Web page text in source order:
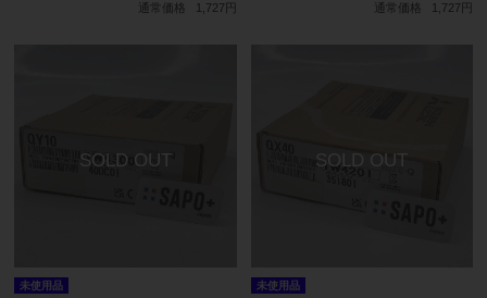
通常価格 1,727円 通常価格 1,727円
未使用品 未使用品